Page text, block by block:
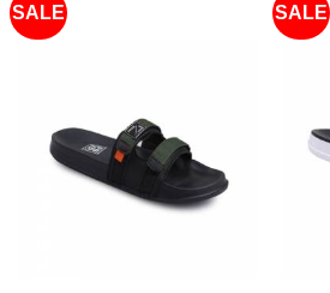
SALE SALE